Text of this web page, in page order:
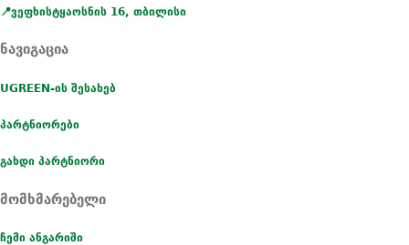
📍ვეფხისტყაოსნის 16, თბილისი
ნავიგაცია
UGREEN-ის შესახებ
პარტნიორები
გახდი პარტნიორი
მომხმარებელი
ჩემი ანგარიში